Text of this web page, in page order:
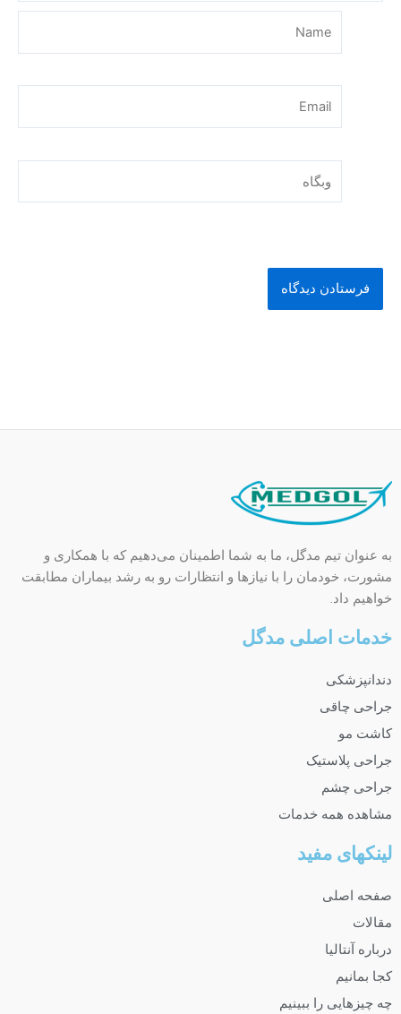
به عنوان تیم مدگل، ما به شما اطمینان می‌دهیم که با همکاری و
مشورت، خودمان را با نیازها و انتظارات رو به رشد بیماران مطابقت
خواهیم داد.
خدمات اصلی مدگل
دندانپزشکی
جراحی چاقی
کاشت مو
جراحی پلاستیک
جراحی چشم
مشاهده همه خدمات
لینکهای مفید
صفحه اصلی
مقالات
درباره آنتالیا
کجا بمانیم
چه چیزهایی را ببینیم